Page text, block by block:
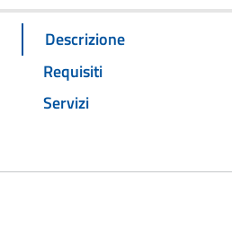
Descrizione
Requisiti
Servizi